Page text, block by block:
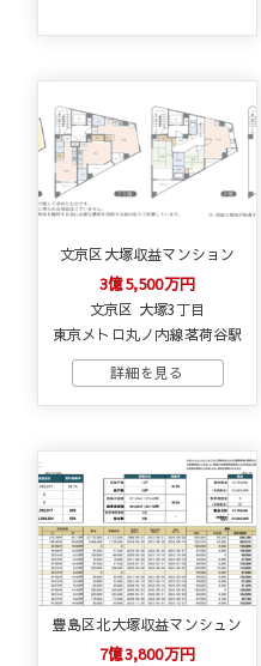
文京区大塚収益マンション
3億5,500万円
文京区 大塚3丁目
東京メトロ丸ノ内線茗荷谷駅
豊島区北大塚収益マンシュン
7億3,800万円